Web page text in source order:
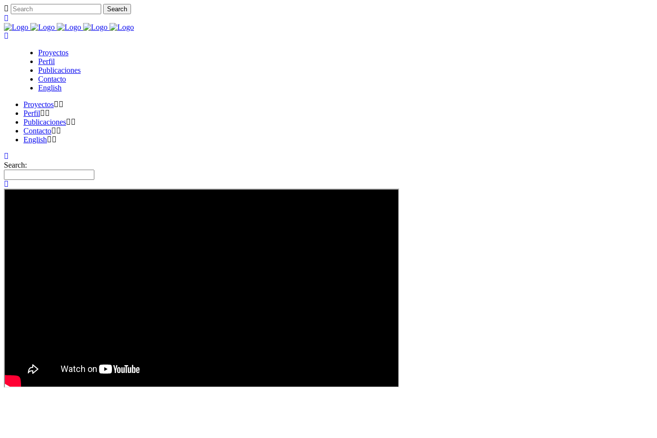
Proyectos
Perfil
Publicaciones
Contacto
English
Proyectos
Perfil
Publicaciones
Contacto
English
Search: